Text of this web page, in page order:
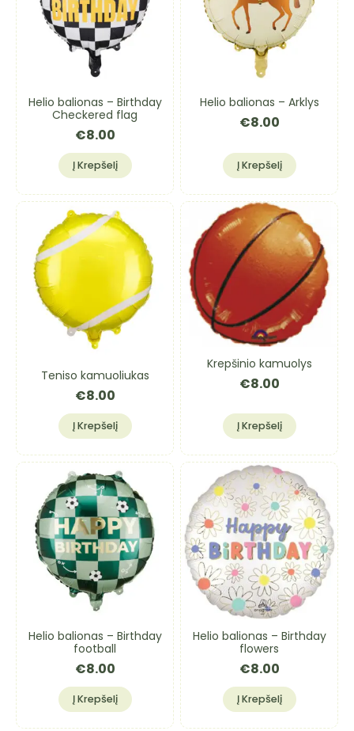
Helio balionas – Birthday
Checkered flag
€8.00
Į Krepšelį
Helio balionas – Arklys
€8.00
Į Krepšelį
Teniso kamuoliukas
€8.00
Į Krepšelį
Krepšinio kamuolys
€8.00
Į Krepšelį
Helio balionas – Birthday
football
€8.00
Į Krepšelį
Helio balionas – Birthday
flowers
€8.00
Į Krepšelį